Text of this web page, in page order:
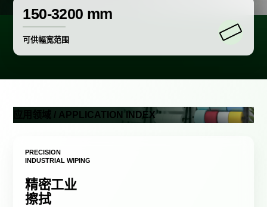
150-3200 mm
可供幅宽范围
应用领域 / APPLICATION INDEX
PRECISION
INDUSTRIAL WIPING
精密工业
擦拭